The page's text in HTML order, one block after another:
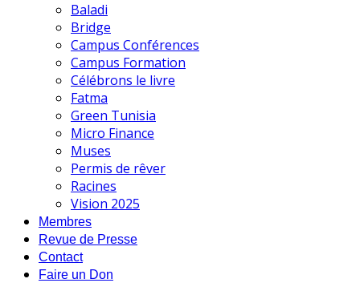
Baladi
Bridge
Campus Conférences
Campus Formation
Célébrons le livre
Fatma
Green Tunisia
Micro Finance
Muses
Permis de rêver
Racines
Vision 2025
Membres
Revue de Presse
Contact
Faire un Don